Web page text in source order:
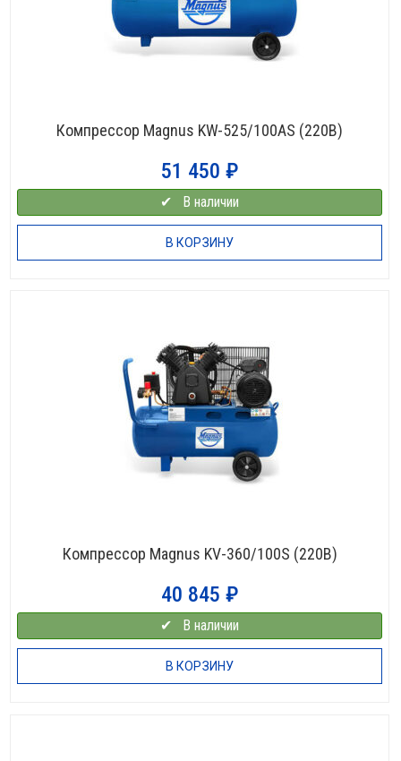
Компрессор Magnus KW-525/100AS (220В)
51 450 ₽
✔⠀В наличии
В КОРЗИНУ
Компрессор Magnus KV-360/100S (220В)
40 845 ₽
✔⠀В наличии
В КОРЗИНУ